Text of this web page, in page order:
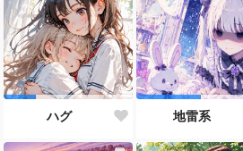
ハグ 地雷系